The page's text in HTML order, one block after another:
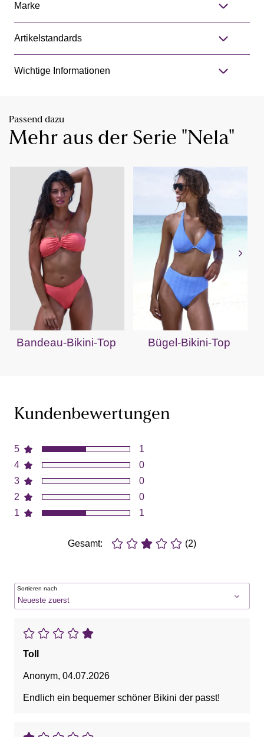
Marke
Artikelstandards
Wichtige Informationen
Passend dazu
Mehr aus der Serie "Nela"
Bandeau-Bikini-Top Bügel-Bikini-Top
Kundenbewertungen
5
4
3
2
1
1
0
0
0
1
Gesamt: (2)
Sortieren nach
Toll
Anonym, 04.07.2026
Endlich ein bequemer schöner Bikini der passt!